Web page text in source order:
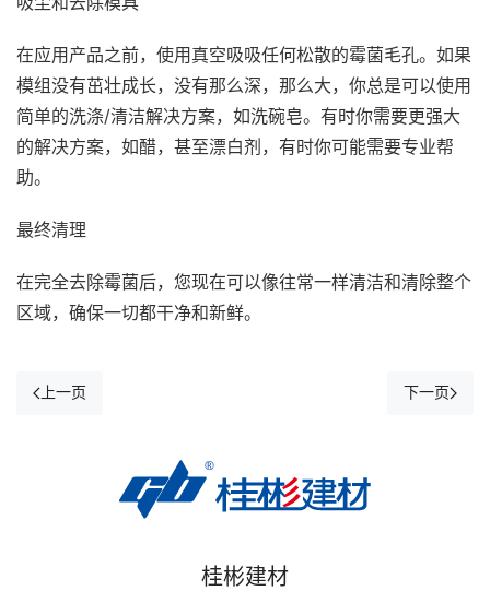
在应用产品之前，使用真空吸吸任何松散的霉菌毛孔。如果
模组没有茁壮成长，没有那么深，那么大，你总是可以使用
简单的洗涤/清洁解决方案，如洗碗皂。有时你需要更强大
的解决方案，如醋，甚至漂白剂，有时你可能需要专业帮
助。
最终清理
在完全去除霉菌后，您现在可以像往常一样清洁和清除整个
区域，确保一切都干净和新鲜。
上一页 下一页
桂彬建材